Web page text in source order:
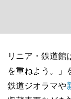
リニア・鉄道館
を重ねよう。」
鉄道ジオラマや